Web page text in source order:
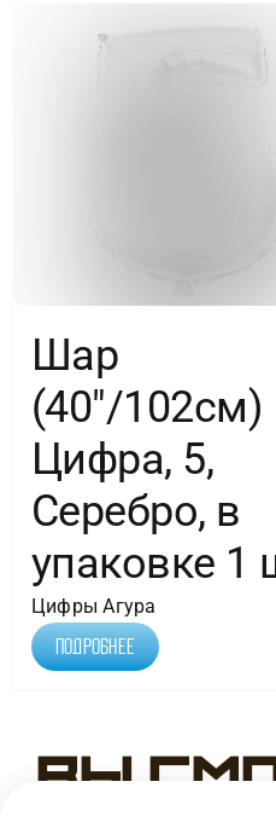
Шар
(40″/102см)
Цифра, 5,
Серебро, в
упаковке 1
Цифры Агура
Подробнее
Вы